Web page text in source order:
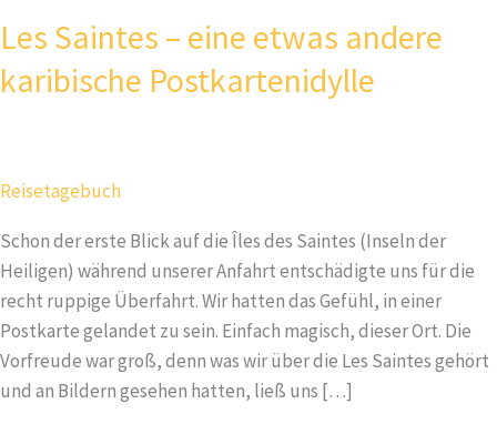
Les Saintes – eine etwas andere
karibische Postkartenidylle
Reisetagebuch
Schon der erste Blick auf die Îles des Saintes (Inseln der
Heiligen) während unserer Anfahrt entschädigte uns für die
recht ruppige Überfahrt. Wir hatten das Gefühl, in einer
Postkarte gelandet zu sein. Einfach magisch, dieser Ort. Die
Vorfreude war groß, denn was wir über die Les Saintes gehört
und an Bildern gesehen hatten, ließ uns […]